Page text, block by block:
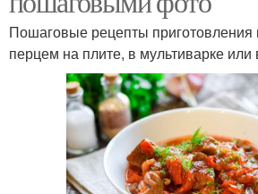
Пошаговые рецепты
перцем на плите, в мультиварке или